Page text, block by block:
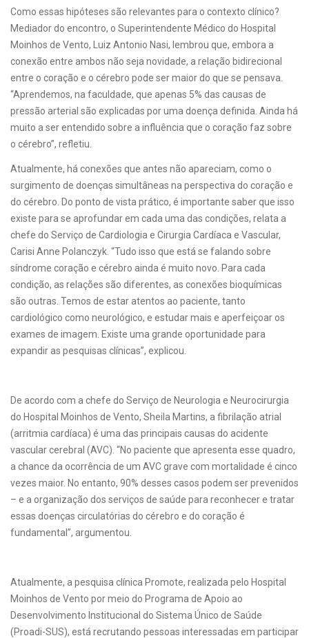
Como essas hipóteses são relevantes para o contexto clínico?
Mediador do encontro, o Superintendente Médico do Hospital
Moinhos de Vento, Luiz Antonio Nasi, lembrou que, embora a
conexão entre ambos não seja novidade, a relação bidirecional
entre o coração e o cérebro pode ser maior do que se pensava.
“Aprendemos, na faculdade, que apenas 5% das causas de
pressão arterial são explicadas por uma doença definida. Ainda há
muito a ser entendido sobre a influência que o coração faz sobre
o cérebro”, refletiu.
Atualmente, há conexões que antes não apareciam, como o
surgimento de doenças simultâneas na perspectiva do coração e
do cérebro. Do ponto de vista prático, é importante saber que isso
existe para se aprofundar em cada uma das condições, relata a
chefe do Serviço de Cardiologia e Cirurgia Cardíaca e Vascular,
Carisi Anne Polanczyk. “Tudo isso que está se falando sobre
síndrome coração e cérebro ainda é muito novo. Para cada
condição, as relações são diferentes, as conexões bioquímicas
são outras. Temos de estar atentos ao paciente, tanto
cardiológico como neurológico, e estudar mais e aperfeiçoar os
exames de imagem. Existe uma grande oportunidade para
expandir as pesquisas clínicas”, explicou.
De acordo com a chefe do Serviço de Neurologia e Neurocirurgia
do Hospital Moinhos de Vento, Sheila Martins, a fibrilação atrial
(arritmia cardíaca) é uma das principais causas do acidente
vascular cerebral (AVC). “No paciente que apresenta esse quadro,
a chance da ocorrência de um AVC grave com mortalidade é cinco
vezes maior. No entanto, 90% desses casos podem ser prevenidos
– e a organização dos serviços de saúde para reconhecer e tratar
essas doenças circulatórias do cérebro e do coração é
fundamental”, argumentou.
Atualmente, a pesquisa clínica Promote, realizada pelo Hospital
Moinhos de Vento por meio do Programa de Apoio ao
Desenvolvimento Institucional do Sistema Único de Saúde
(Proadi-SUS), está recrutando pessoas interessadas em participar